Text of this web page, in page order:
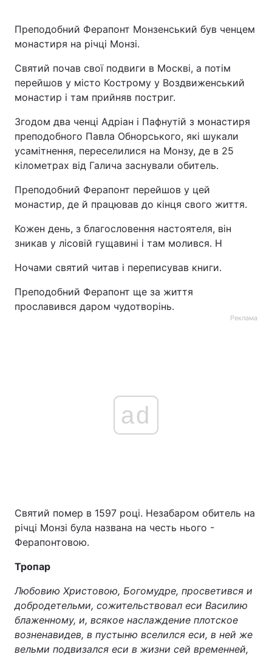
Преподобний Ферапонт Монзенський був ченцем
монастиря на річці Монзі.
Святий почав свої подвиги в Москві, а потім
перейшов у місто Кострому у Воздвиженський
монастир і там прийняв постриг.
Згодом два ченці Адріан і Пафнутій з монастиря
преподобного Павла Обнорського, які шукали
усамітнення, переселилися на Монзу, де в 25
кілометрах від Галича заснували обитель.
Преподобний Ферапонт перейшов у цей
монастир, де й працював до кінця свого життя.
Кожен день, з благословення настоятеля, він
зникав у лісовій гущавині і там молився. Н
Ночами святий читав і переписував книги.
Преподобний Ферапонт ще за життя
прославився даром чудотворінь.
Реклама
ad
Святий помер в 1597 році. Незабаром обитель на
річці Монзі була названа на честь нього -
Ферапонтовою.
Тропар
Любовию Христовою, Богомудре, просветився и
добродетельми, сожительствовал еси Василию
блаженному, и, всякое наслаждение плотское
возненавидев, в пустыню вселился еси, в ней же
вельми подвизался еси в жизни сей временней,